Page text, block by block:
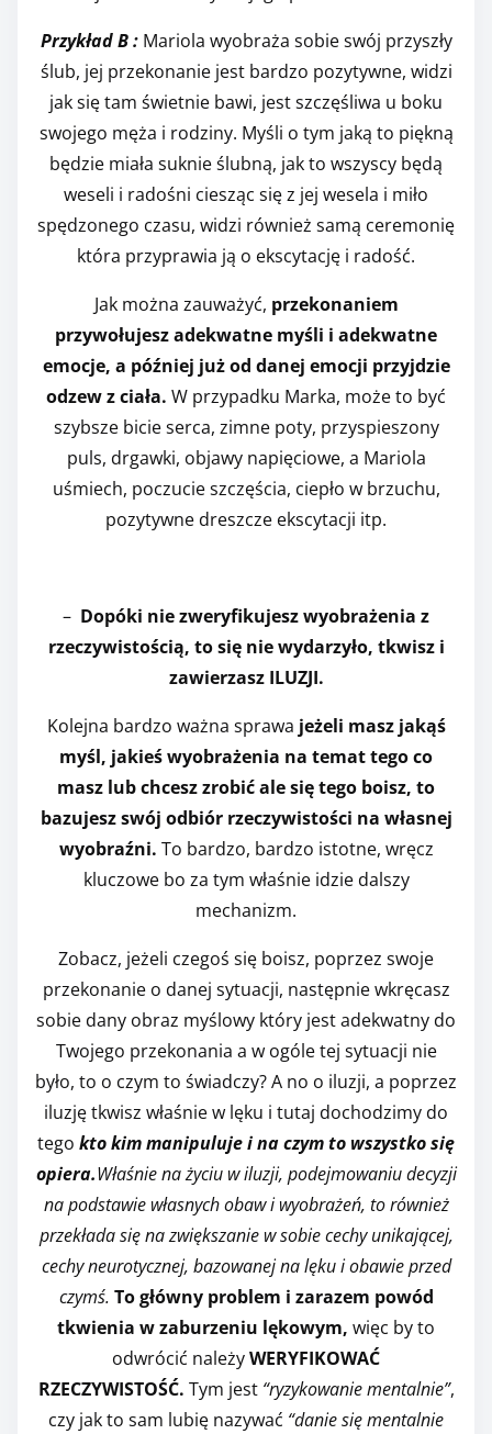
Przykład B :Mariola wyobraża sobie swój przyszły
ślub, jej przekonanie jest bardzo pozytywne, widzi
jak się tam świetnie bawi, jest szczęśliwa u boku
swojego męża i rodziny. Myśli o tym jaką to piękną
będzie miała suknie ślubną, jak to wszyscy będą
weseli i radośni ciesząc się z jej wesela i miło
spędzonego czasu, widzi również samą ceremonię
która przyprawia ją o ekscytację i radość.
Jak można zauważyć, przekonaniem
przywołujesz adekwatne myśli i adekwatne
emocje, a później już od danej emocji przyjdzie
odzew z ciała. W przypadku Marka, może to być
szybsze bicie serca, zimne poty, przyspieszony
puls, drgawki, objawy napięciowe, a Mariola
uśmiech, poczucie szczęścia, ciepło w brzuchu,
pozytywne dreszcze ekscytacji itp.
– Dopóki nie zweryfikujesz wyobrażenia z
rzeczywistością, to się nie wydarzyło, tkwisz i
zawierzasz ILUZJI.
Kolejna bardzo ważna sprawa jeżeli masz jakąś
myśl, jakieś wyobrażenia na temat tego co
masz lub chcesz zrobić ale się tego boisz, to
bazujesz swój odbiór rzeczywistości na własnej
wyobraźni. To bardzo, bardzo istotne, wręcz
kluczowe bo za tym właśnie idzie dalszy
mechanizm.
Zobacz, jeżeli czegoś się boisz, poprzez swoje
przekonanie o danej sytuacji, następnie wkręcasz
sobie dany obraz myślowy który jest adekwatny do
Twojego przekonania a w ogóle tej sytuacji nie
było, to o czym to świadczy? A no o iluzji, a poprzez
iluzję tkwisz właśnie w lęku i tutaj dochodzimy do
tego kto kim manipuluje i na czym to wszystko się
opiera.Właśnie na życiu w iluzji, podejmowaniu decyzji
na podstawie własnych obaw i wyobrażeń, to również
przekłada się na zwiększanie w sobie cechy unikającej,
cechy neurotycznej, bazowanej na lęku i obawie przed
czymś. To główny problem i zarazem powód
tkwienia w zaburzeniu lękowym, więc by to
odwrócić należyWERYFIKOWAĆ
RZECZYWISTOŚĆ. Tym jest “ryzykowanie mentalnie”,
czy jak to sam lubię nazywać “danie się mentalnie